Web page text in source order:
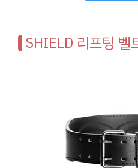
SHIELD 리프팅 벨